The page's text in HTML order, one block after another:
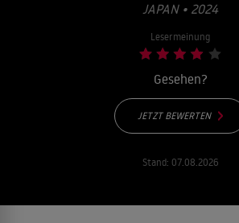
JAPAN • 2024
Lesermeinung
Gesehen?
JETZT BEWERTEN
Stand: 07.08.2026